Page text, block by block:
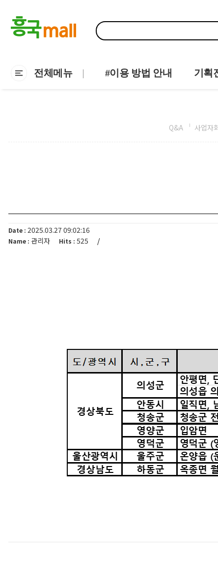
전체메뉴 #이용 방법 안내 기획
Q&A 사업자
Date : 2025.03.27 09:02:16
Name : 관리자 Hits : 525 /